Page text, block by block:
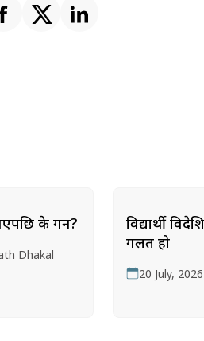
के गर्ने?
Dhakal
विद्यार्थी
गलत हो
20 July, 2026